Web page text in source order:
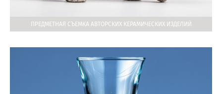
ПРЕДМЕТНАЯ СЪЕМКА АВТОРСКИХ КЕРАМИЧЕСКИХ ИЗДЕЛИЙ